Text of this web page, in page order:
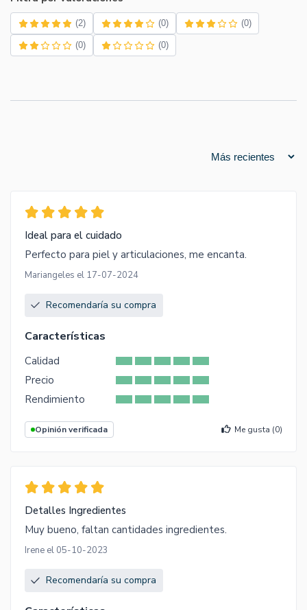
(2) (0) (0)
(0) (0)
Ideal para el cuidado
Perfecto para piel y articulaciones, me encanta.
Mariangeles el 17-07-2024
Recomendaría su compra
Características
Calidad
Precio
Rendimiento
Opinión verificada Me gusta (0)
Detalles Ingredientes
Muy bueno, faltan cantidades ingredientes.
Irene el 05-10-2023
Recomendaría su compra